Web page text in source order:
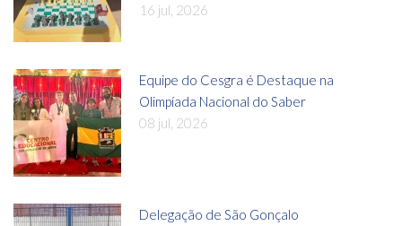
16 jul, 2026
Equipe do Cesgra é Destaque na
Olimpíada Nacional do Saber
08 jul, 2026
Delegação de São Gonçalo